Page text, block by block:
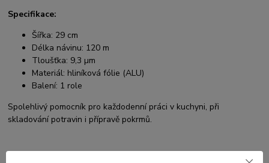
Specifikace:
Šířka: 29 cm
Délka návinu: 120 m
Tloušťka: 9,3 µm
Materiál: hliníková fólie (ALU)
Balení: 1 role
Spolehlivý pomocník pro každodenní práci v kuchyni, při
skladování potravin i přípravě pokrmů.